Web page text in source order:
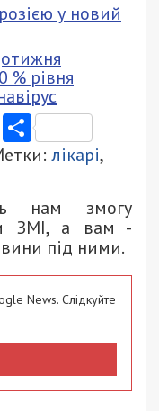
у новий
% рівня
Email
лікарі,
нам змогу
ЗМІ, а вам -
під ними.
News. Слідкуйте